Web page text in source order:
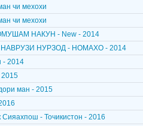
чи мехохи
чи мехохи
НАКУН - New - 2014
НУРЗОД - НОМАХО - 2014
- 2014
2015
ман - 2015
- Точикистон - 2016